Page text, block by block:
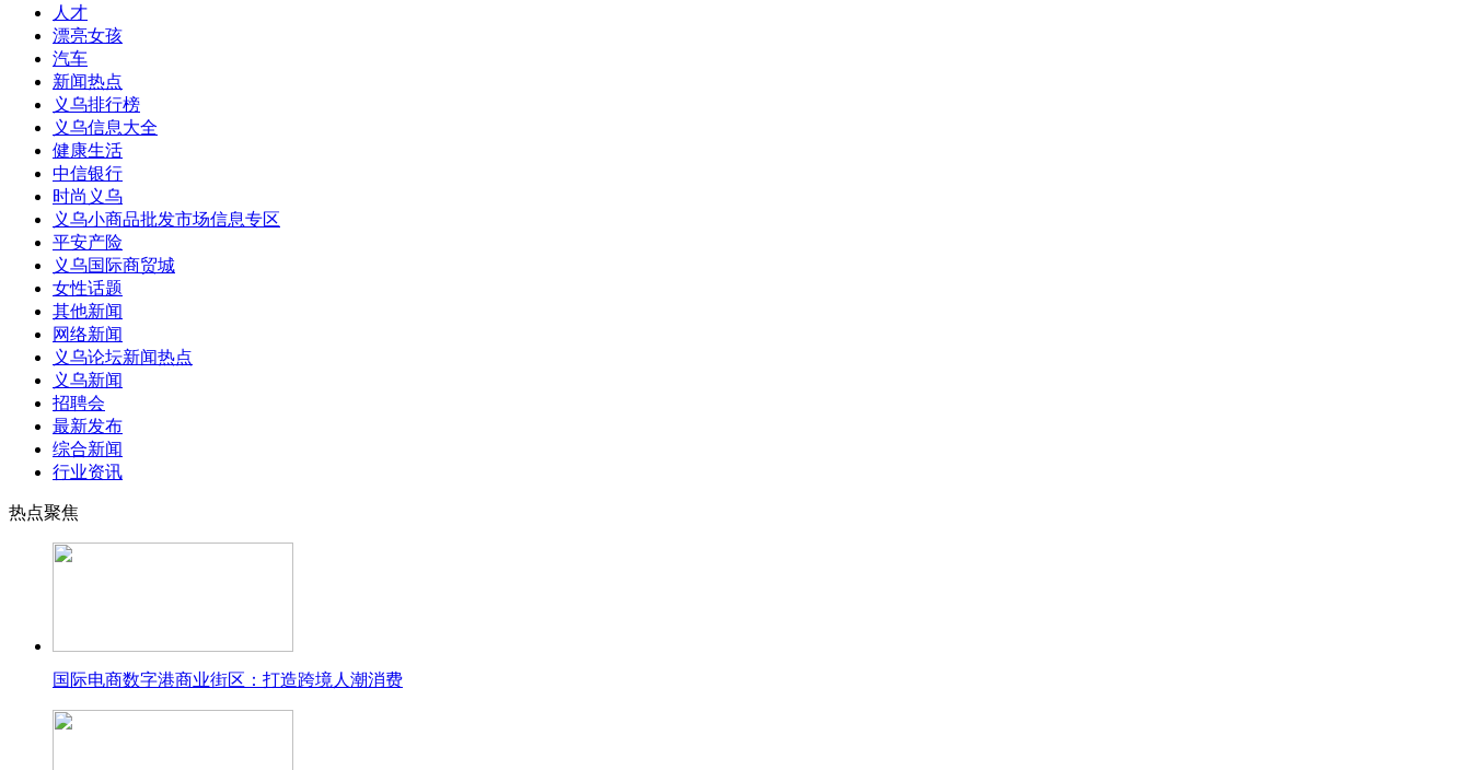
人才
漂亮女孩
汽车
新闻热点
义乌排行榜
义乌信息大全
健康生活
中信银行
时尚义乌
义乌小商品批发市场信息专区
平安产险
义乌国际商贸城
女性话题
其他新闻
网络新闻
义乌论坛新闻热点
义乌新闻
招聘会
最新发布
综合新闻
行业资讯
热点聚焦
国际电商数字港商业街区：打造跨境人潮消费